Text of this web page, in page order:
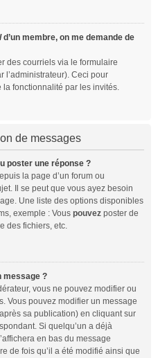
d’un membre, on me demande de
des courriels via le formulaire
l’administrateur). Ceci pour
la fonctionnalité par les invités.
de messages
poster une réponse ?
la page d’un forum ou
Il se peut que vous ayez besoin
Une liste des options disponibles
exemple : Vous pouvez poster de
des fichiers, etc.
message ?
vous ne pouvez modifier ou
Vous pouvez modifier un message
sa publication) en cliquant sur
Si quelqu’un a déjà
en bas du message
de fois qu’il a été modifié ainsi que